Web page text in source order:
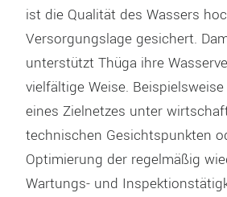
ist die Qualität des Wassers
Versorgungslage gesichert.
unterstützt Thüga ihre
vielfältige Weise.
eines Zielnetzes unter
technischen Gesichtspunkten
Optimierung der regelmäßig
Wartungs- und